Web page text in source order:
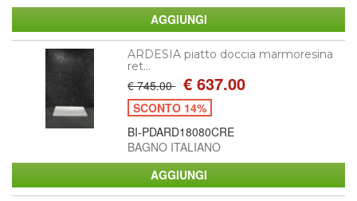
ARDESIA piatto doccia marmoresina
ret...
€ 745.00 € 637.00
SCONTO 14%
BI-PDARD18080CRE
BAGNO ITALIANO